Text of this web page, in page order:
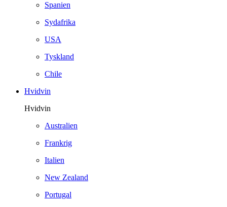
Spanien
Sydafrika
USA
Tyskland
Chile
Hvidvin
Hvidvin
Australien
Frankrig
Italien
New Zealand
Portugal